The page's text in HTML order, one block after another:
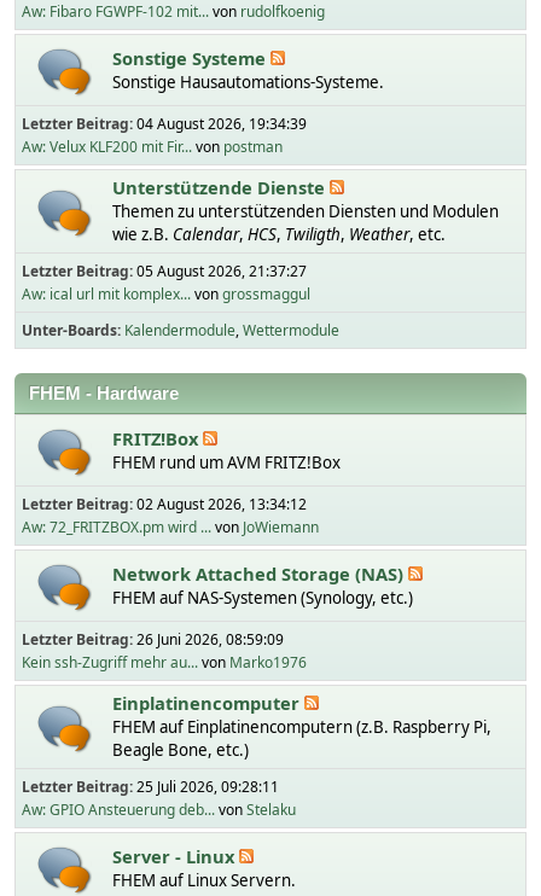
Aw: Fibaro FGWPF-102 mit...von rudolfkoenig
Sonstige Systeme
Sonstige Hausautomations-Systeme.
Letzter Beitrag:04 August 2026, 19:34:39
Aw: Velux KLF200 mit Fir...von postman
Unterstützende Dienste
Themen zu unterstützenden Diensten und Modulen
wie z.B. Calendar, HCS, Twiligth, Weather, etc.
Letzter Beitrag:05 August 2026, 21:37:27
Aw: ical url mit komplex...vongrossmaggul
Unter-Boards Kalendermodule Wettermodule
FHEM - Hardware
FRITZ!Box
FHEM rund um AVM FRITZ!Box
Letzter Beitrag:02 August 2026, 13:34:12
Aw: 72_FRITZBOX.pm wird ...von JoWiemann
Network Attached Storage (NAS)
FHEM auf NAS-Systemen (Synology, etc.)
Letzter Beitrag:26 Juni 2026, 08:59:09
Kein ssh-Zugriff mehr au...von Marko1976
Einplatinencomputer
FHEM auf Einplatinencomputern (z.B. Raspberry Pi,
Beagle Bone, etc.)
Letzter Beitrag:25 Juli 2026, 09:28:11
Aw: GPIO Ansteuerung deb...vonStelaku
Server - Linux
FHEM auf Linux Servern.